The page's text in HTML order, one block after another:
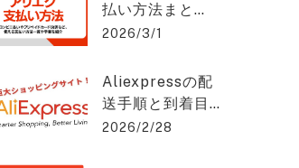
払い方法まと
め：安全に使う
は？アリエクス
プレスを2%OFF
で購入できる方
2026/3/1
Aliexpressの配
送手順と到着目
安をわかりやす
2026/2/28